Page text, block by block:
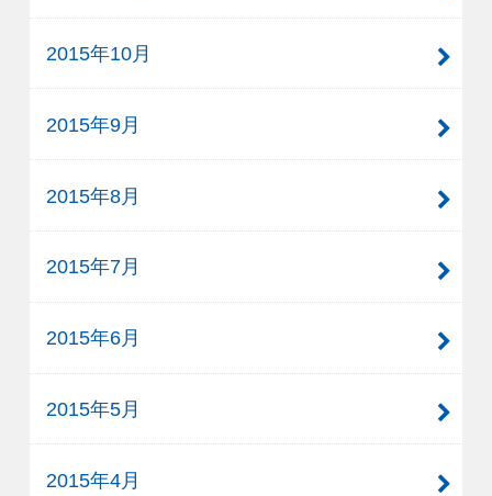
2015年10月
2015年9月
2015年8月
2015年7月
2015年6月
2015年5月
2015年4月